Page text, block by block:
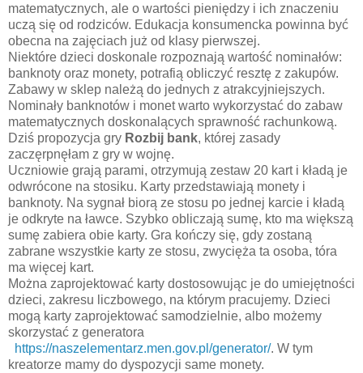
matematycznych, ale o wartości pieniędzy i ich znaczeniu
uczą się od rodziców. Edukacja konsumencka powinna być
obecna na zajęciach już od klasy pierwszej.
Niektóre dzieci doskonale rozpoznają wartość nominałów:
banknoty oraz monety, potrafią obliczyć resztę z zakupów.
Zabawy w sklep należą do jednych z atrakcyjniejszych.
Nominały banknotów i monet warto wykorzystać do zabaw
matematycznych doskonalących sprawność rachunkową.
Dziś propozycja gry Rozbij bank, której zasady
zaczęrpnęłam z gry w wojnę.
Uczniowie grają parami, otrzymują zestaw 20 kart i kładą je
odwrócone na stosiku. Karty przedstawiają monety i
banknoty. Na sygnał biorą ze stosu po jednej karcie i kładą
je odkryte na ławce. Szybko obliczają sumę, kto ma większą
sumę zabiera obie karty. Gra kończy się, gdy zostaną
zabrane wszystkie karty ze stosu, zwycięża ta osoba, tóra
ma więcej kart.
Można zaprojektować karty dostosowując je do umiejętności
dzieci, zakresu liczbowego, na którym pracujemy. Dzieci
mogą karty zaprojektować samodzielnie, albo możemy
skorzystać z generatora
https://naszelementarz.men.gov.pl/generator/. W tym
kreatorze mamy do dyspozycji same monety.